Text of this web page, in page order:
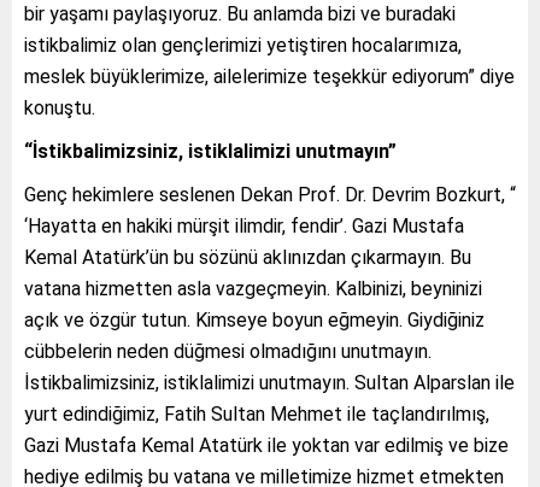
bir yaşamı paylaşıyoruz. Bu anlamda bizi ve buradaki
istikbalimiz olan gençlerimizi yetiştiren hocalarımıza,
meslek büyüklerimize, ailelerimize teşekkür ediyorum” diye
konuştu.
“İstikbalimizsiniz, istiklalimizi unutmayın”
Genç hekimlere seslenen Dekan Prof. Dr. Devrim Bozkurt, “
‘Hayatta en hakiki mürşit ilimdir, fendir’. Gazi Mustafa
Kemal Atatürk’ün bu sözünü aklınızdan çıkarmayın. Bu
vatana hizmetten asla vazgeçmeyin. Kalbinizi, beyninizi
açık ve özgür tutun. Kimseye boyun eğmeyin. Giydiğiniz
cübbelerin neden düğmesi olmadığını unutmayın.
İstikbalimizsiniz, istiklalimizi unutmayın. Sultan Alparslan ile
yurt edindiğimiz, Fatih Sultan Mehmet ile taçlandırılmış,
Gazi Mustafa Kemal Atatürk ile yoktan var edilmiş ve bize
hediye edilmiş bu vatana ve milletimize hizmet etmekten